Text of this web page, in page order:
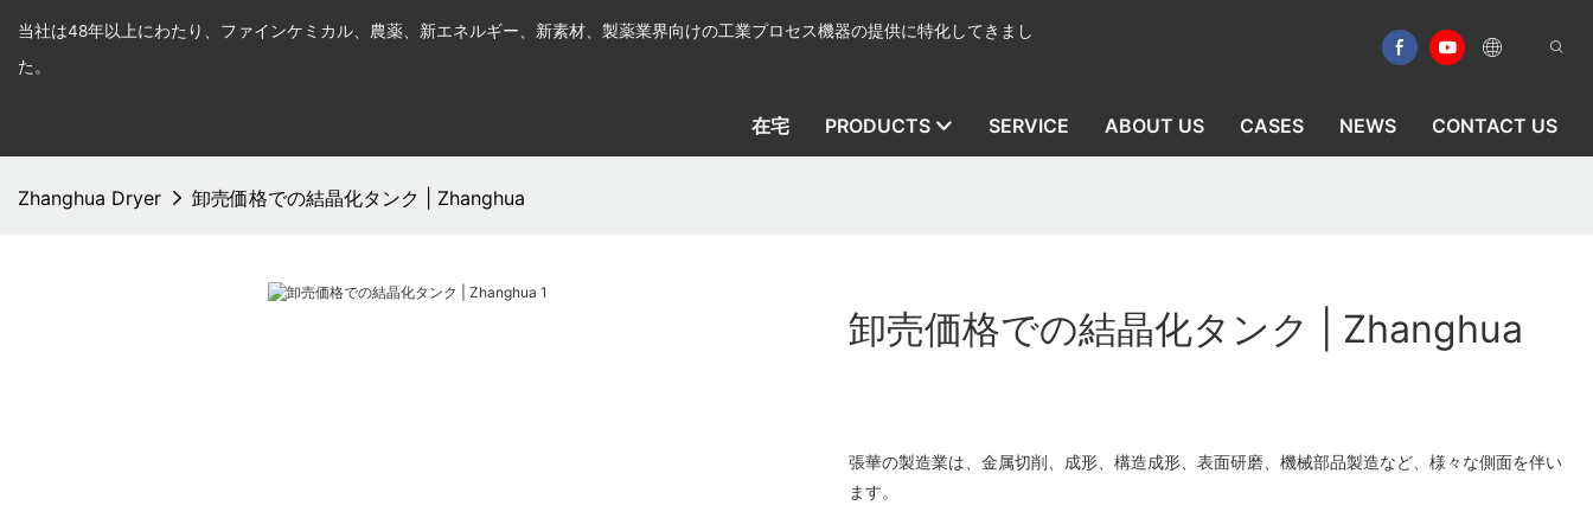
当社は48年以上にわたり、ファインケミカル、農薬、新エネルギー、新素材、製薬業界向けの工業プロセス機器の提供に特化してきまし
た。
在宅 PRODUCTS SERVICE ABOUT US CASES NEWS CONTACT US
Zhanghua Dryer 卸売価格での結晶化タンク | Zhanghua
卸売価格での結晶化タンク | Zhanghua
張華の製造業は、金属切削、成形、構造成形、表面研磨、機械部品製造など、様々な側面を伴い
ます。